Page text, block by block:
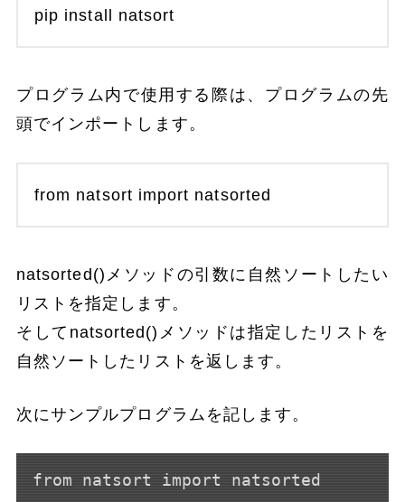
pip install natsort
プログラム内で使用する際は、プログラムの先
頭でインポートします。
from natsort import natsorted
natsorted()メソッドの引数に自然ソートしたい
リストを指定します。
そしてnatsorted()メソッドは指定したリストを
自然ソートしたリストを返します。
次にサンプルプログラムを記します。
from natsort import natsorted